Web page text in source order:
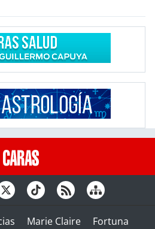
Marie Claire
Fortuna